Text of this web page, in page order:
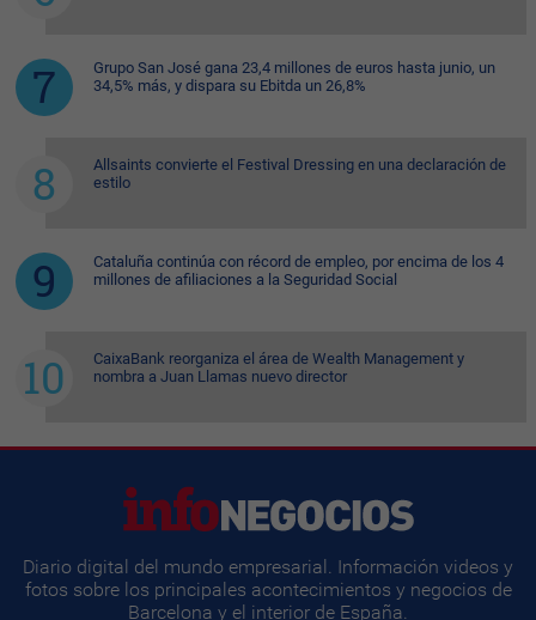
Grupo San José gana 23,4 millones de euros hasta junio, un
34,5% más, y dispara su Ebitda un 26,8%
Allsaints convierte el Festival Dressing en una declaración de
estilo
Cataluña continúa con récord de empleo, por encima de los 4
millones de afiliaciones a la Seguridad Social
CaixaBank reorganiza el área de Wealth Management y
nombra a Juan Llamas nuevo director
Diario digital del mundo empresarial. Información videos y
fotos sobre los principales acontecimientos y negocios de
Barcelona y el interior de España.